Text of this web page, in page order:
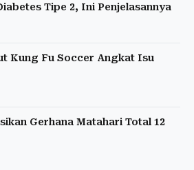
Tipe 2, Ini Penjelasannya
Kung Fu Soccer Angkat Isu
Gerhana Matahari Total 12